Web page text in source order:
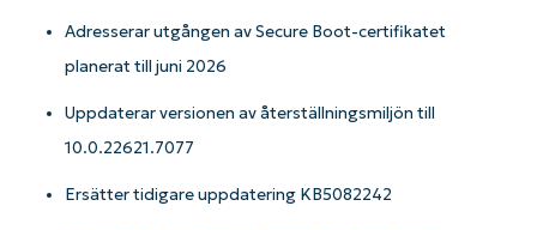
Adresserar utgången av Secure Boot-certifikatet
planerat till juni 2026
Uppdaterar versionen av återställningsmiljön till
10.0.22621.7077
Ersätter tidigare uppdatering KB5082242